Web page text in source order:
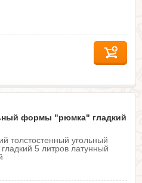
формы "рюмка" гладкий
толстостенный угольный
5 литров латунный